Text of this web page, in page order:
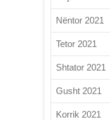
Nëntor 2021
Tetor 2021
Shtator 2021
Gusht 2021
Korrik 2021